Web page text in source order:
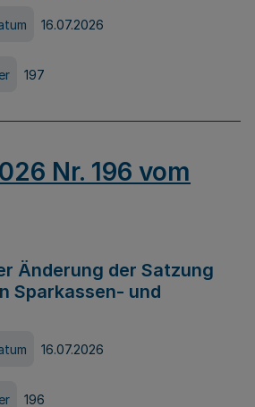
16.07.2026
197
Nr. 196 vom
Änderung der Satzung
Sparkassen- und
16.07.2026
196